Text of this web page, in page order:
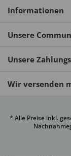
Informationen
Unsere
Unsere
Wir versenden
* Alle Preise inkl.